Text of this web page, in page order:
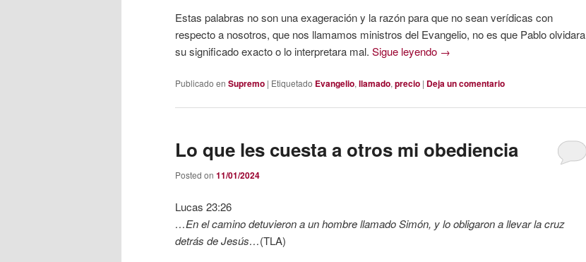
Estas palabras no son una exageración y la razón para que no sean verídicas con
respecto a nosotros, que nos llamamos ministros del Evangelio, no es que Pablo olvidara
su significado exacto o lo interpretara mal. Sigue leyendo →
Publicado en Supremo | Etiquetado Evangelio,llamado,precio | Deja un comentario
Lo que les cuesta a otros mi obediencia
Posted on 11/01/2024
Lucas 23:26
…En el camino detuvieron a un hombre llamado Simón, y lo obligaron a llevar la cruz
detrás de Jesús…(TLA)